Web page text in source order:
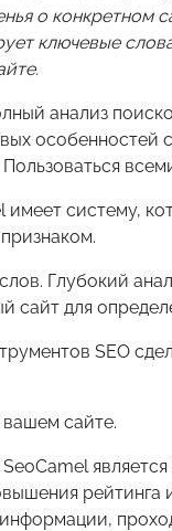
о конкретном
ключевые
анализ
особенностей
имеет систему,
Глубокий
сайт для
SEO
сайте.
рейтинга